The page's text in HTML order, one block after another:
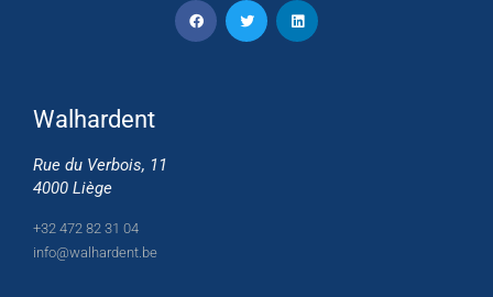
Walhardent
Rue du Verbois, 11
4000 Liège
+32 472 82 31 04
info@walhardent.be